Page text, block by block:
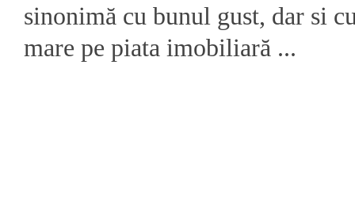
sinonimă cu bunul gust, dar si
mare pe piata imobiliară ...